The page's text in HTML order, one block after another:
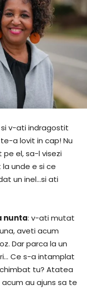
v-ati indragostit
a lovit in cap! Nu
el, sa-l visezi
unde e si ce
un inel…si ati
nunta: v-ati mutat
aveti acum
Dar parca la un
Ce s-a intamplat
tu? Atatea
au ajuns sa te